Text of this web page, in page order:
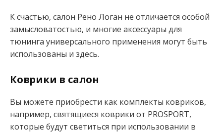
К счастью, салон Рено Логан не отличается особой
замысловатостью, и многие аксессуары для
тюнинга универсального применения могут быть
использованы и здесь.
Коврики в салон
Вы можете приобрести как комплекты ковриков,
например, святящиеся коврики от PROSPORT,
которые будут светиться при использовании в